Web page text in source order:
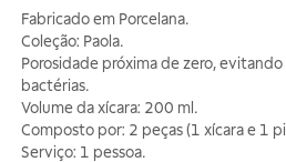
Fabricado em Porcelana.
Coleção: Paola.
Porosidade próxima de zero,
bactérias.
Volume da xícara: 200 ml.
Composto por: 2 peças (1 xícara e 1
Serviço: 1 pessoa.